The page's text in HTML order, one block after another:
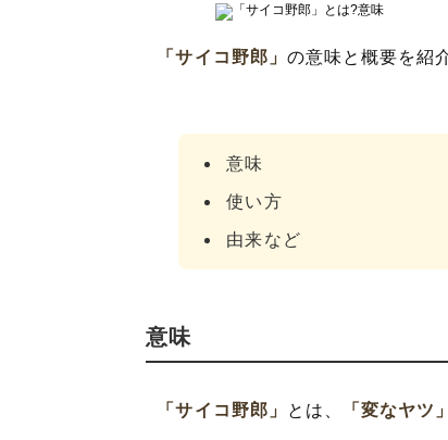
「サイコ野
「サイコ野郎」 の意味と概要を紹
意味
使い方
由来など
意味
「サイコ野郎」 とは、 「変なヤツ」